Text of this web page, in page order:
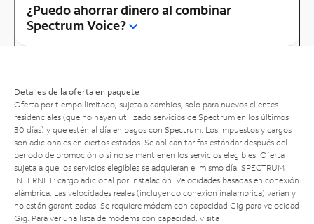
¿Puedo ahorrar dinero al combinar
Spectrum Voice?
Detalles de la oferta en paquete
Oferta por tiempo limitado; sujeta a cambios; solo para nuevos clientes
residenciales (que no hayan utilizado servicios de Spectrum en los últimos
30 días) y que estén al día en pagos con Spectrum. Los impuestos y cargos
son adicionales en ciertos estados. Se aplican tarifas estándar después del
período de promoción o si no se mantienen los servicios elegibles. Oferta
sujeta a que los servicios elegibles se adquieran el mismo día. SPECTRUM
INTERNET: cargo adicional por instalación. Velocidades basadas en conexión
alámbrica. Las velocidades reales (incluyendo conexión inalámbrica) varían y
no están garantizadas. Se requiere módem con capacidad Gig para velocidad
Gig. Para ver una lista de módems con capacidad, visita